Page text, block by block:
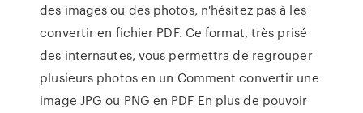
des images ou des photos, n'hésitez pas à les
convertir en fichier PDF. Ce format, très prisé
des internautes, vous permettra de regrouper
plusieurs photos en un Comment convertir une
image JPG ou PNG en PDF En plus de pouvoir